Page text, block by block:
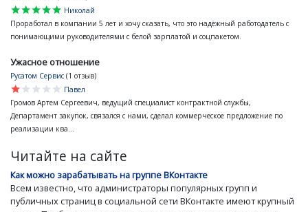
star
star
star
star
star
Николай
Проработал в компании 5 лет и хочу сказать, что это надёжный работодатель с
понимающими руководителями с белой зарплатой и соцпакетом.
Ужасное отношение
Русатом Сервис (1 отзыв)
star
star
star
star
star
Павел
Громов Артем Сергеевич, ведущий специалист контрактной службы,
Департамент закупок, связался с нами, сделал коммерческое предложение по
реализации ква...
Читайте на сайте
Как можно зарабатывать на группе ВКонтакте
Всем известно, что администраторы популярных групп и
публичных страниц в социальной сети ВКонтакте имеют крупный